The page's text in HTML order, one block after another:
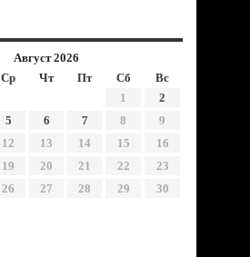
Август 2026
Ср Чт Пт Сб
Вс
1
2
5 6 7 8
9
12 13 14 15
16
19 20 21 22
23
26 27 28 29
30